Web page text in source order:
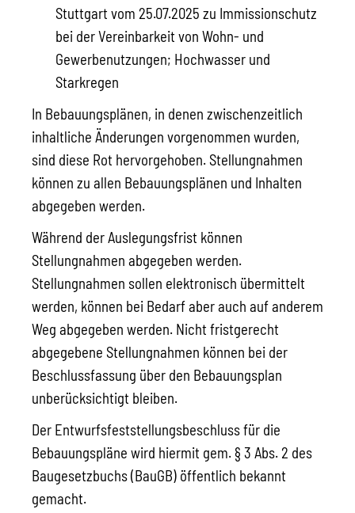
Stuttgart vom 25.07.2025 zu Immissionschutz
bei der Vereinbarkeit von Wohn- und
Gewerbenutzungen; Hochwasser und
Starkregen
In Bebauungsplänen, in denen zwischenzeitlich
inhaltliche Änderungen vorgenommen wurden,
sind diese Rot hervorgehoben. Stellungnahmen
können zu allen Bebauungsplänen und Inhalten
abgegeben werden.
Während der Auslegungsfrist können
Stellungnahmen abgegeben werden.
Stellungnahmen sollen elektronisch übermittelt
werden, können bei Bedarf aber auch auf anderem
Weg abgegeben werden. Nicht fristgerecht
abgegebene Stellungnahmen können bei der
Beschlussfassung über den Bebauungsplan
unberücksichtigt bleiben.
Der Entwurfsfeststellungsbeschluss für die
Bebauungspläne wird hiermit gem. § 3 Abs. 2 des
Baugesetzbuchs (BauGB) öffentlich bekannt
gemacht.